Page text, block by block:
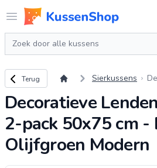
Open menu
Logo www.kussenshop.nl
Zoeken
Terug naar overzicht
Terug Sierkussens
Decoratieve
2-pack 50x75 cm -
Olijfgroen Modern